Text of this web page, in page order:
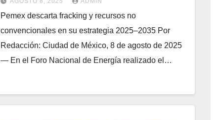
Pemex descarta fracking y recursos no
convencionales en su estrategia 2025–2035 Por
Redacción: Ciudad de México, 8 de agosto de 2025
— En el Foro Nacional de Energía realizado el…